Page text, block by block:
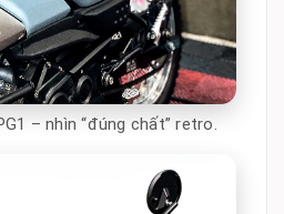
– nhìn “đúng chất” retro.